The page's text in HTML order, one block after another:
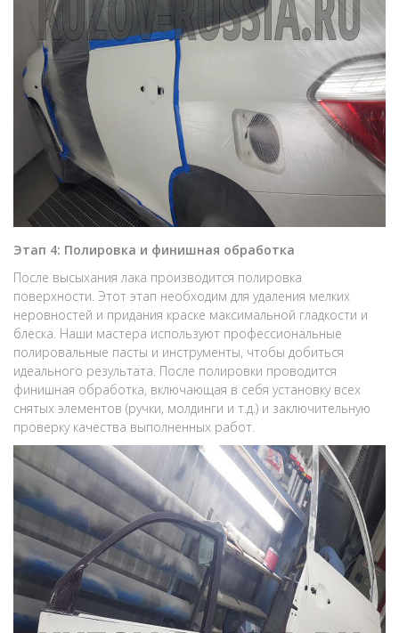
Этап 4: Полировка и финишная обработка
После высыхания лака производится полировка
поверхности. Этот этап необходим для удаления мелких
неровностей и придания краске максимальной гладкости и
блеска. Наши мастера используют профессиональные
полировальные пасты и инструменты, чтобы добиться
идеального результата. После полировки проводится
финишная обработка, включающая в себя установку всех
снятых элементов (ручки, молдинги и т.д.) и заключительную
проверку качества выполненных работ.